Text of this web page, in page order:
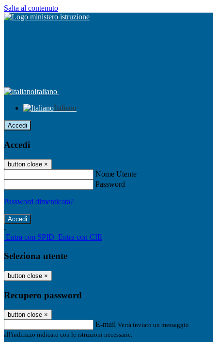
Salta al contenuto
Italiano
Italiano
Accedi
Accedi
button close ×
Nome Utente
Password
Password dimenticata?
-
Entra con SPID Entra con CIE
Seleziona utente
button close ×
Recupero password
button close ×
E-mail Verrà inviato un messaggio
all'indirizzo indicato con le istruzioni necessarie.